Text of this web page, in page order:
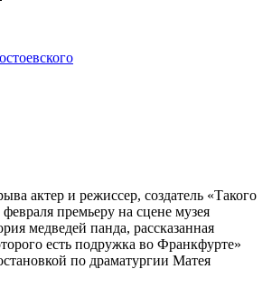
актер и режиссер, создатель «Такого
премьеру на сцене музея
медведей панда, рассказанная
есть подружка во Франкфурте»
по драматургии Матея